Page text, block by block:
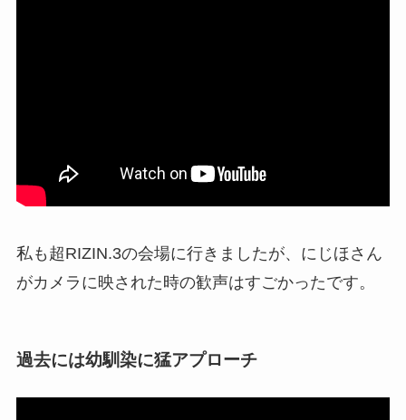
私も超RIZIN.3の会場に行きましたが、にじほさん
がカメラに映された時の歓声はすごかったです。
過去には幼馴染に猛アプローチ